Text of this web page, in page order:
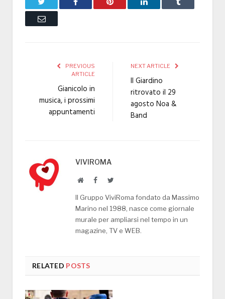
Email
PREVIOUS
ARTICLE
Gianicolo in
musica, i prossimi
appuntamenti
NEXT ARTICLE
Il Giardino
ritrovato il 29
agosto Noa &
Band
VIVIROMA
WebsiteFacebookTwitter
Il Gruppo ViviRoma fondato da Massimo
Marino nel 1988, nasce come giornale
murale per ampliarsi nel tempo in un
magazine, TV e WEB.
RELATED POSTS